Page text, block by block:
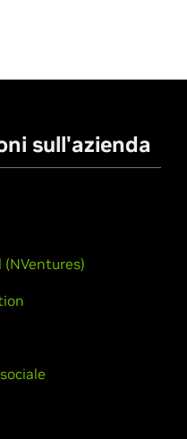
sull'azienda